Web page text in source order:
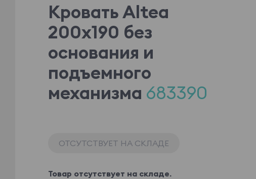
Кровать Altea
200x190 без
основания и
подъемного
механизма 683390
ОТСУТСТВУЕТ НА СКЛАДЕ
Товар отсутствует на складе.